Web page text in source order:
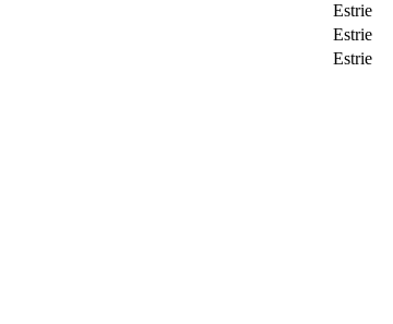
Estrie
Estrie
Estrie